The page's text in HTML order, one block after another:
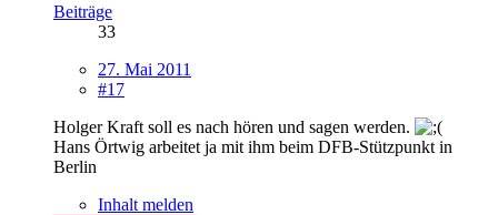
Beiträge
33
27. Mai 2011
#17
Holger Kraft soll es nach hören und sagen werden.
Hans Örtwig arbeitet ja mit ihm beim DFB-Stützpunkt in
Berlin
Inhalt melden